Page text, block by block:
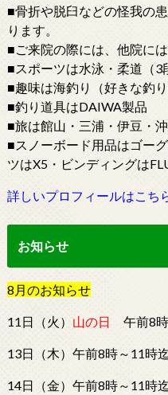
■骨折や脱臼などの怪我の
ります。
■ご来院の際には、他院に
■スポーツは水泳・柔道（3
■趣味は海釣り（好きな釣
■釣り道具はDAIWA製品
■旅は館山・三浦・伊豆・
■スノーボード用品はゴー
ツはX5・ビンディングは
詳しいプロフィールはこち
お知らせ
8 月のお知らせ
11日（火） 山の日 午前8
13日（木）午前8時～11時
14日（金）午前8時～11時